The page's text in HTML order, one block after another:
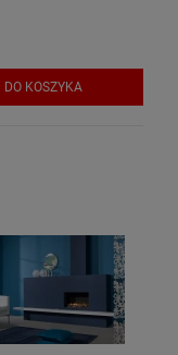
DO KOSZYKA